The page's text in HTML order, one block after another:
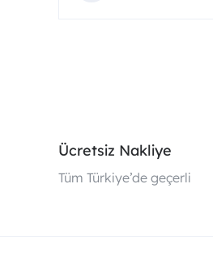
Ücretsiz Nakliye
Tüm Türkiye’de geçerli